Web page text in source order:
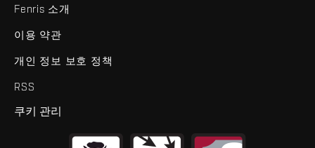
Fenris 소개
이용 약관
개인 정보 보호 정책
RSS
쿠키 관리